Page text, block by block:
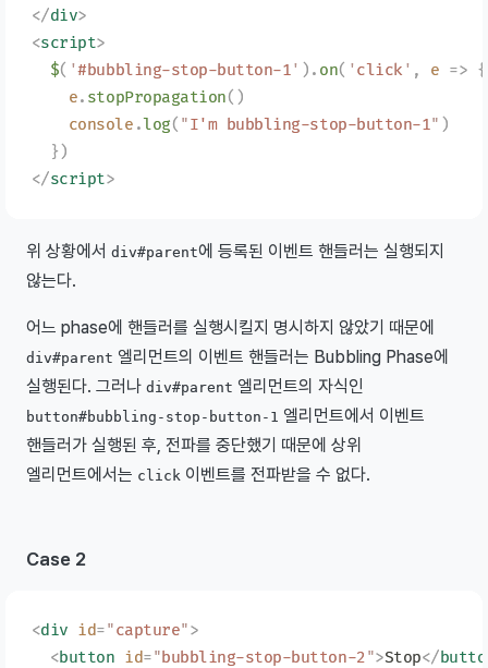
</div>
<script>
  $
( '#bubbling-stop-button-1' ). on( 'click ' , e => {
    e
. stopPropagation()
    console
.log( "I'm bubbling-stop-button-1" )
  })
</script>
위 상황에서 div#parent에 등록된 이벤트 핸들러는 실행되지
않는다.
어느 phase에 핸들러를 실행시킬지 명시하지 않았기 때문에
div#parent 엘리먼트의 이벤트 핸들러는 Bubbling Phase에
실행된다. 그러나 div#parent 엘리먼트의 자식인
button#bubbling-stop-button-1 엘리먼트에서 이벤트
핸들러가 실행된 후, 전파를 중단했기 때문에 상위
엘리먼트에서는 click 이벤트를 전파받을 수 없다.
Case 2
<div id="capture">
  <
button id="bubbling-stop-button-2">Stop</